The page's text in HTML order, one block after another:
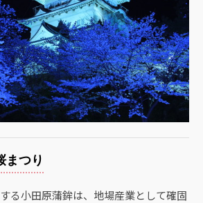
まつり
る小田原蒲鉾は、地場産業として確固